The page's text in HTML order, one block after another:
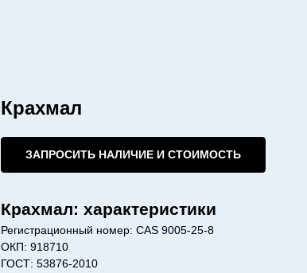
Крахмал
ЗАПРОСИТЬ НАЛИЧИЕ И СТОИМОСТЬ
Крахмал: характеристики
Регистрационный номер: CAS 9005-25-8
ОКП: 918710
ГОСТ: 53876-2010